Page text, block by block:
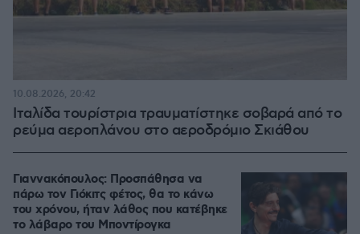
Ιταλίδα τουρίστρια τραυματίστηκε σοβαρά από το
ρεύμα αεροπλάνου στο αεροδρόμιο Σκιάθου
10.08.2026, 20:42
Γιαννακόπουλος: Προσπάθησα να
πάρω τον Γιόκιτς φέτος, θα το κάνω
του χρόνου, ήταν λάθος που κατέβηκε
το λάβαρο του Μποντίρογκα